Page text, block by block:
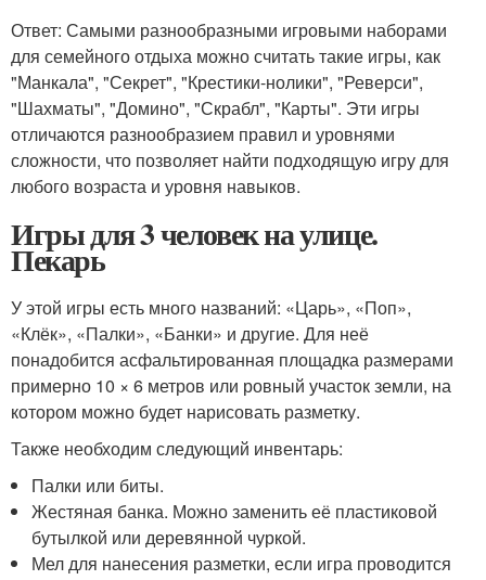
Ответ: Самыми разнообразными игровыми наборами
для семейного отдыха можно считать такие игры, как
"Манкала", "Секрет", "Крестики-нолики", "Реверси",
"Шахматы", "Домино", "Скрабл", "Карты". Эти игры
отличаются разнообразием правил и уровнями
сложности, что позволяет найти подходящую игру для
любого возраста и уровня навыков.
Игры для 3 человек на улице.
Пекарь
У этой игры есть много названий: «Царь», «Поп»,
«Клёк», «Палки», «Банки» и другие. Для неё
понадобится асфальтированная площадка размерами
примерно 10 × 6 метров или ровный участок земли, на
котором можно будет нарисовать разметку.
Также необходим следующий инвентарь:
Палки или биты.
Жестяная банка. Можно заменить её пластиковой
бутылкой или деревянной чуркой.
Мел для нанесения разметки, если игра проводится